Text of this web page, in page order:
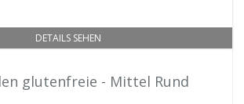
DETAILS SEHEN
glutenfreie - Mittel Rund